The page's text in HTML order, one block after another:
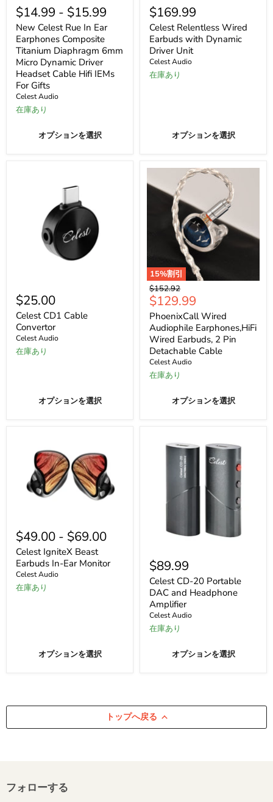
Celest
Rue
In
Ear
Earphones
Composite
Titanium
Diaphragm
6mm
Micro
Dynamic
Driver
$14.99 - $15.99
New Celest Rue In Ear
Earphones Composite
Titanium Diaphragm 6mm
Micro Dynamic Driver
Headset Cable Hifi IEMs
For Gifts
Celest Audio
在庫あり
オプションを選択
Relentless
Wired
Earbuds
with
Dynamic
Driver
Unit
$169.99
Celest Relentless Wired
Earbuds with Dynamic
Driver Unit
Celest Audio
在庫あり
オプションを選択
CD1
Cable
Convertor
$25.00
Celest CD1 Cable
Convertor
Celest Audio
在庫あり
オプションを選択
15%割引
PhoenixCall
Wired
Audiophile
Earphones,HiFi
Wired
Earbuds,
2
Pin
Detachable
Cable
元
の
価
格
$152.92
現
在
の
価
格
$129.99
PhoenixCall Wired
Audiophile Earphones,HiFi
Wired Earbuds, 2 Pin
Detachable Cable
Celest Audio
在庫あり
オプションを選択
IgniteX
Beast
Earbuds
In-
Ear
Monitor
$49.00 - $69.00
Celest IgniteX Beast
Earbuds In-Ear Monitor
Celest Audio
在庫あり
オプションを選択
CD-
20
Portable
DAC
and
Headphone
Amplifier
$89.99
Celest CD-20 Portable
DAC and Headphone
Amplifier
Celest Audio
在庫あり
オプションを選択
トップへ戻る
フォローする